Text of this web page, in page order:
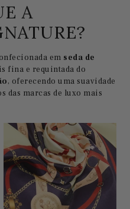
A
em seda de
fina e requintada do
, oferecendo uma suavidade
das marcas de luxo mais